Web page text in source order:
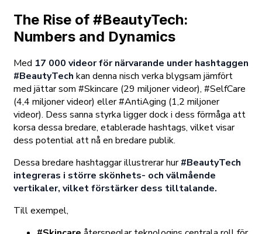
The Rise of #BeautyTech:
Numbers and Dynamics
Med 17 000 videor för närvarande under hashtaggen
#BeautyTech kan denna nisch verka blygsam jämfört
med jättar som #Skincare (29 miljoner videor), #SelfCare
(4,4 miljoner videor) eller #AntiAging (1,2 miljoner
videor). Dess sanna styrka ligger dock i dess förmåga att
korsa dessa bredare, etablerade hashtags, vilket visar
dess potential att nå en bredare publik.
Dessa bredare hashtaggar illustrerar hur#BeautyTech
integreras i större skönhets- och välmående
vertikaler, vilket förstärker dess tilltalande.
Till exempel,